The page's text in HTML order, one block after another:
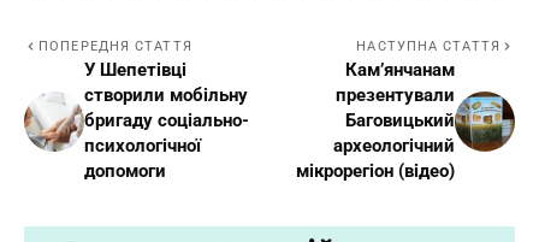
ПОПЕРЕДНЯ СТАТТЯ
У Шепетівці
створили мобільну
бригаду соціально-
психологічної
допомоги
НАСТУПНА СТАТТЯ
Кам’янчанам
презентували
Баговицький
археологічний
мікрорегіон (відео)